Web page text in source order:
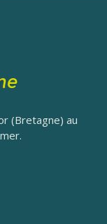
(Bretagne) au